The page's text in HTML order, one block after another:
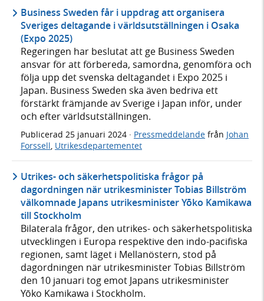
Business Sweden får i uppdrag att organisera
Sveriges deltagande i världsutställningen i Osaka
(Expo 2025)
Regeringen har beslutat att ge Business Sweden
ansvar för att förbereda, samordna, genomföra och
följa upp det svenska deltagandet i Expo 2025 i
Japan. Business Sweden ska även bedriva ett
förstärkt främjande av Sverige i Japan inför, under
och efter världsutställningen.
Publicerad 25 januari 2024 · Pressmeddelande från Johan
Forssell, Utrikesdepartementet
Utrikes- och säkerhetspolitiska frågor på
dagordningen när utrikesminister Tobias Billström
välkomnade Japans utrikesminister Yōko Kamikawa
till Stockholm
Bilaterala frågor, den utrikes- och säkerhetspolitiska
utvecklingen i Europa respektive den indo-pacifiska
regionen, samt läget i Mellanöstern, stod på
dagordningen när utrikesminister Tobias Billström
den 10 januari tog emot Japans utrikesminister
Yōko Kamikawa i Stockholm.